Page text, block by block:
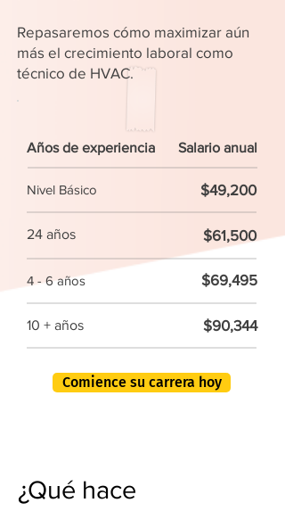
Repasaremos cómo maximizar aún
más el crecimiento laboral como
técnico de HVAC.
Años de experiencia Salario anual
Nivel Básico $49,200
24 años $61,500
4 - 6 años $69,495
10 + años $90,344
Comience su carrera hoy
¿Qué hace